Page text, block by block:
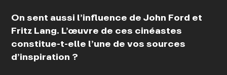
On sent aussi l’influence de John Ford et
Fritz Lang. L’œuvre de ces cinéastes
constitue-t-elle l’une de vos sources
d’inspiration ?